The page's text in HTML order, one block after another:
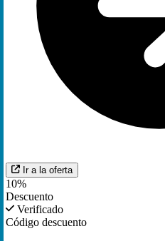
Ir a la oferta
10%
Descuento
Verificado
Código descuento